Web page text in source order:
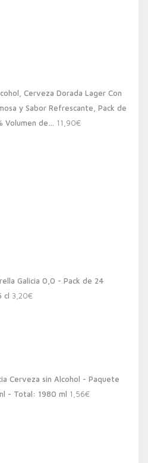
Cerveza Dorada Lager Con
y Sabor Refrescante, Pack de
Volumen de… 11,90€
Galicia 0,0 - Pack de 24
cl 3,20€
Cerveza sin Alcohol - Paquete
- Total: 1980 ml 1,56€